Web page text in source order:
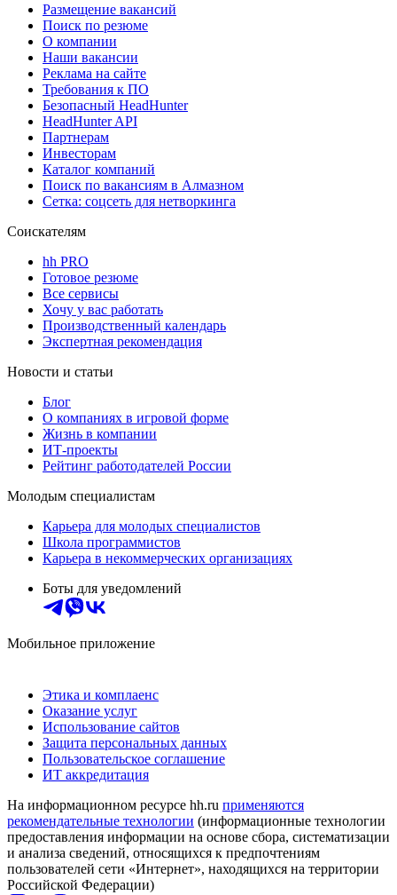
Размещение вакансий
Поиск по резюме
О компании
Наши вакансии
Реклама на сайте
Требования к ПО
Безопасный HeadHunter
HeadHunter API
Партнерам
Инвесторам
Каталог компаний
Поиск по вакансиям в Алмазном
Сетка: соцсеть для нетворкинга
Соискателям
hh PRO
Готовое резюме
Все сервисы
Хочу у вас работать
Производственный календарь
Экспертная рекомендация
Новости и статьи
Блог
О компаниях в игровой форме
Жизнь в компании
ИТ-проекты
Рейтинг работодателей России
Молодым специалистам
Карьера для молодых специалистов
Школа программистов
Карьера в некоммерческих организациях
Боты для уведомлений
Мобильное приложение
Этика и комплаенс
Оказание услуг
Использование сайтов
Защита персональных данных
Пользовательское соглашение
ИТ аккредитация
На информационном ресурсе hh.ru применяются
рекомендательные технологии (информационные технологии
предоставления информации на основе сбора, систематизации
и анализа сведений, относящихся к предпочтениям
пользователей сети «Интернет», находящихся на территории
Российской Федерации)